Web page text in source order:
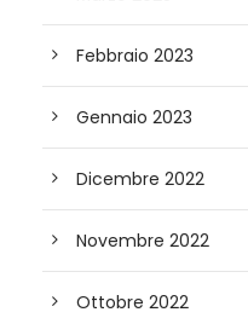
Febbraio 2023
Gennaio 2023
Dicembre 2022
Novembre 2022
Ottobre 2022